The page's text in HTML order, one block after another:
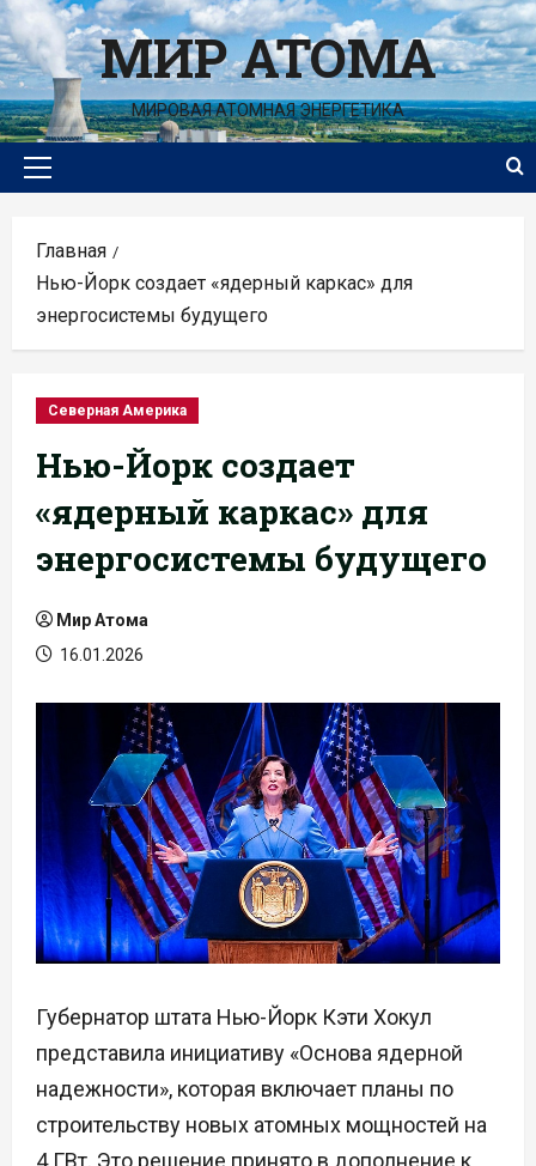
Перейти
к
содержимомуМИР АТОМА
МИРОВАЯ АТОМНАЯ ЭНЕРГЕТИКА
Основное
Главная
Нью-Йорк создает «ядерный каркас» для
энергосистемы будущего
Северная Америка
Нью-Йорк создает
«ядерный каркас» для
энергосистемы будущего
Мир Атома
16.01.2026
Губернатор штата Нью-Йорк Кэти Хокул
представила инициативу «Основа ядерной
надежности», которая включает планы по
строительству новых атомных мощностей на
4 ГВт. Это решение принято в дополнение к